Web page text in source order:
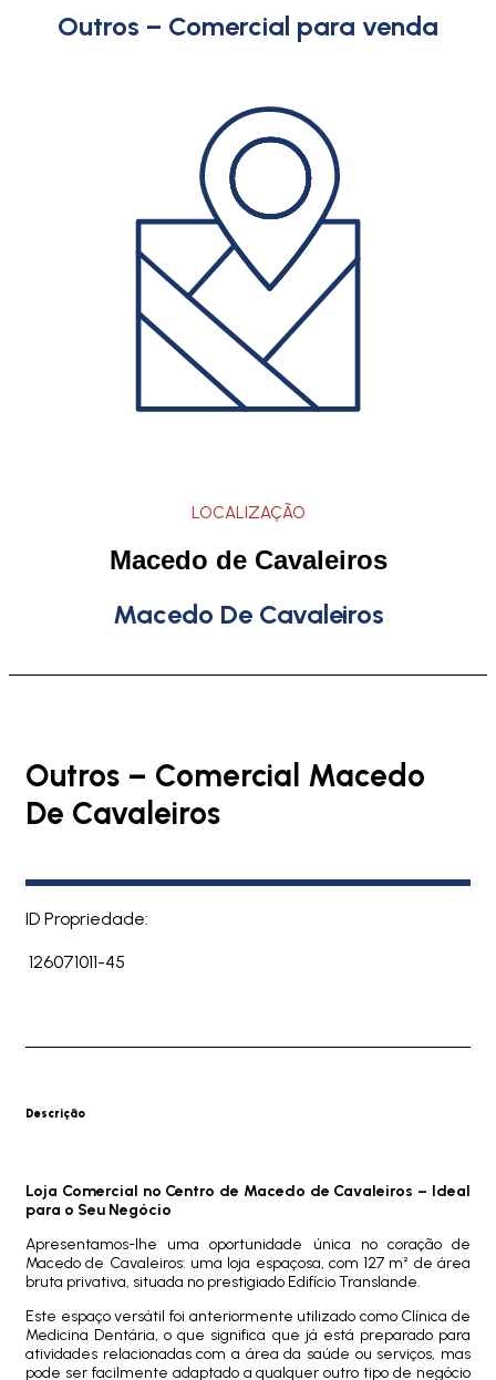
Outros – Comercial para venda
LOCALIZAÇÃO
Macedo de Cavaleiros
Macedo De Cavaleiros
Outros – Comercial Macedo
De Cavaleiros
ID Propriedade:
126071011-45
Descrição
Loja Comercial no Centro de Macedo de Cavaleiros – Ideal
para o Seu Negócio
Apresentamos-lhe uma oportunidade única no coração de
Macedo de Cavaleiros: uma loja espaçosa, com 127 m² de área
bruta privativa, situada no prestigiado Edifício Translande.
Este espaço versátil foi anteriormente utilizado como Clínica de
Medicina Dentária, o que significa que já está preparado para
atividades relacionadas com a área da saúde ou serviços, mas
pode ser facilmente adaptado a qualquer outro tipo de negócio